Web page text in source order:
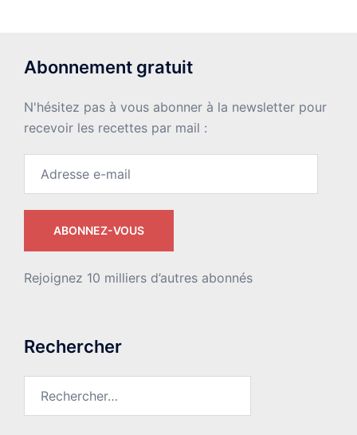
Abonnement gratuit
N'hésitez pas à vous abonner à la newsletter pour
recevoir les recettes par mail :
ABONNEZ-VOUS
Rejoignez 10 milliers d’autres abonnés
Rechercher